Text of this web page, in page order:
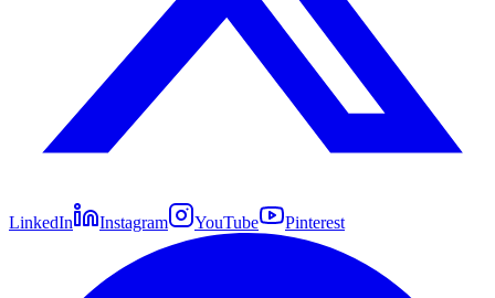
LinkedIn Instagram YouTube Pinterest